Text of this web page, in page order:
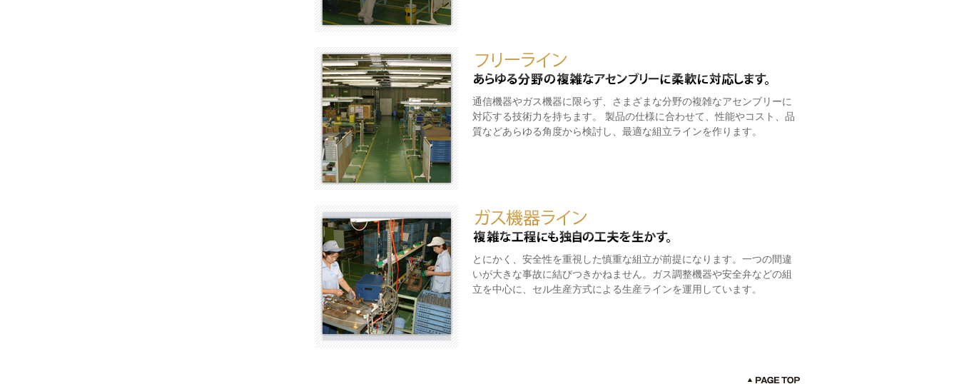
通信機器やガス機器に限らず、さまざまな分野の複雑なアセンブリーに
対応する技術力を持ちます。 製品の仕様に合わせて、性能やコスト、品
質などあらゆる角度から検討し、最適な組立ラインを作ります。
とにかく、安全性を重視した慎重な組立が前提になります。一つの間違
いが大きな事故に結びつきかねません。ガス調整機器や安全弁などの組
立を中心に、セル生産方式による生産ラインを運用しています。